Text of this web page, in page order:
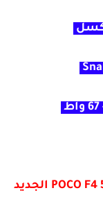
تعرف على مواصفات و سعر هاتف POCO F4 5G الجديد